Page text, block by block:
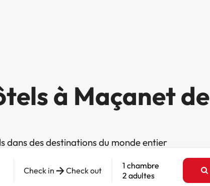
à Maçanet de
dans des destinations du monde entier
Check in Check out
1 chambre
2 adultes